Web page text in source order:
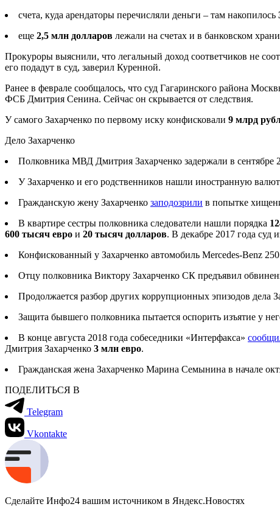
счета, куда арендаторы перечисляли деньги – там накопилось
еще 2,5 млн долларов лежали на счетах и в банковском
Прокуроры выяснили, что легальный доход соответчиков не
его подадут в суд, заверил Куренной.
Ранее в феврале сообщалось, что суд Гагаринского района
ФСБ Дмитрия Сенина. Сейчас он скрывается от следствия.
У самого Захарченко по первому иску конфисковали 9 млрд
Дело Захарченко
Полковника МВД Дмитрия Захарченко задержали в
У Захарченко и его родственников нашли иностранную
Гражданскую жену Захарченко заподозрили в попытке
В квартире сестры полковника следователи нашли порядка
600 тысяч евро и 20 тысяч долларов. В декабре 2017 года суд
Конфискованный у Захарченко автомобиль Mercedes-Benz 250
Отцу полковника Виктору Захарченко СК предъявил
Продолжается разбор других коррупционных эпизодов дела
Защита бывшего полковника пытается оспорить изъятие у
В конце августа 2018 года собеседники «Интерфакса»
Дмитрия Захарченко 3 млн евро.
Гражданская жена Захарченко Марина Семынина в начале
ПОДЕЛИТЬСЯ В
Telegram
Vkontakte
Сделайте Инфо24 вашим источником в Яндекс.Новостях